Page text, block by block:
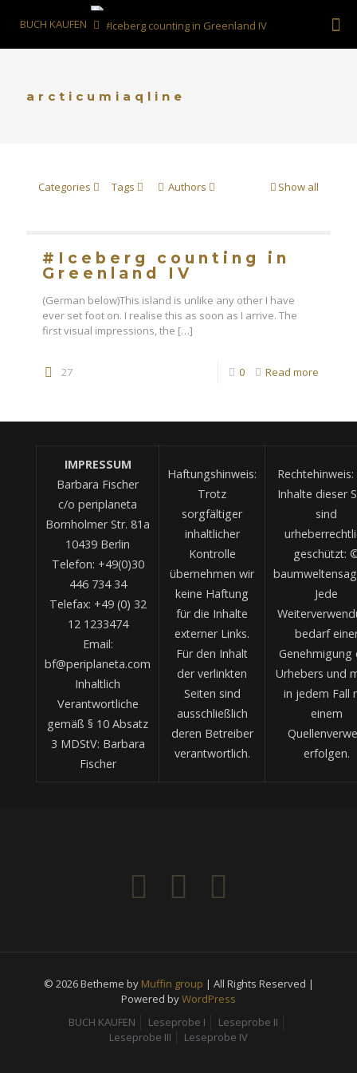
BUCH KAUFEN
arcticumiaqline
Categories Tags Authors Show all
#Iceberg counting in
Greenland IV
(German below)This island is unlike any other I have
ever set foot on. I realise this as soon as I arrive. The
first visual impressions, the […]
27 0 Read more
IMPRESSUM
Barbara Fischer
c/o periplaneta
Bornholmer Str. 81a
10439 Berlin
Telefon: +49(0)30
446 734 34
Telefax: +49 (0) 32
12 1233474
Email:
bf@periplaneta.com
Inhaltlich
Verantwortliche
gemäß § 10 Absatz
3 MDStV: Barbara
Fischer
Haftungshinweis:
Trotz
sorgfältiger
inhaltlicher
Kontrolle
übernehmen wir
keine Haftung
für die Inhalte
externer Links.
Für den Inhalt
der verlinkten
Seiten sind
ausschließlich
deren Betreiber
verantwortlich.
Rechtehinweis:
Inhalte dieser
sind
geschützt:
Jede
bedarf
Genehmigung
Urhebers und
in jedem Fall
einem
erfolgen.
© 2026 Betheme by Muffin group | All Rights Reserved |
Powered byWordPress
BUCH KAUFEN
Leseprobe I
Leseprobe II
Leseprobe III
Leseprobe IV